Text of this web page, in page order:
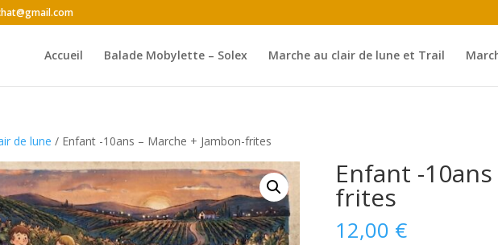
Accueil Balade Mobylette – Solex Marche au clair de lune et Trail
de lune / Enfant -10ans – Marche + Jambon-frites
Enfant -
frites
12,00 €